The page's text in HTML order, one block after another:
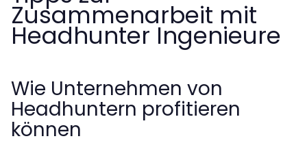
Zusammenarbeit mit
Headhunter Ingenieure
Wie Unternehmen von
Headhuntern profitieren
können